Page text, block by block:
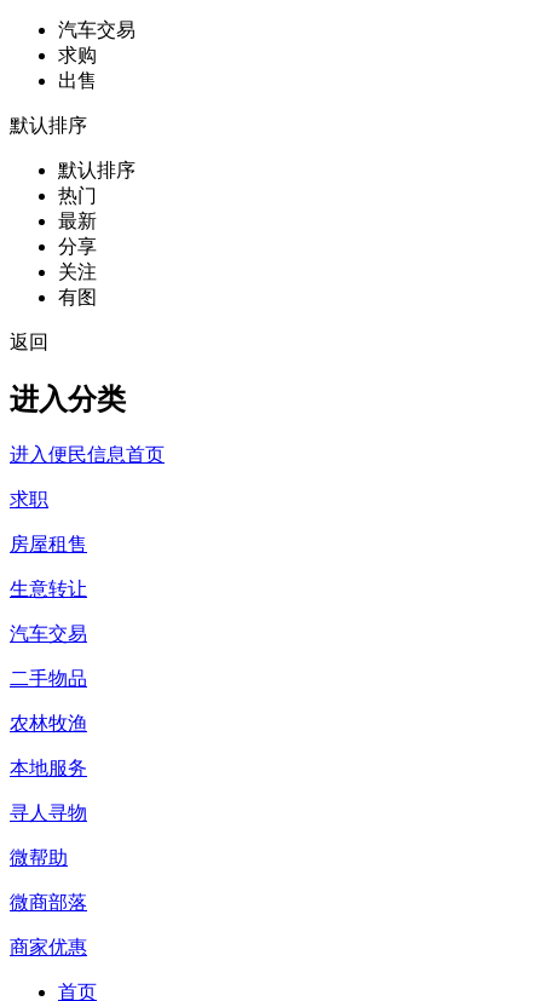
汽车交易
求购
出售
默认排序
默认排序
热门
最新
分享
关注
有图
返回
进入分类
进入便民信息首页
求职
房屋租售
生意转让
汽车交易
二手物品
农林牧渔
本地服务
寻人寻物
微帮助
微商部落
商家优惠
首页